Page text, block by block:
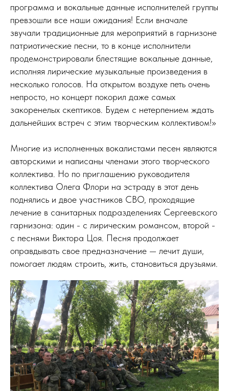
программа и вокальные данные исполнителей группы
превзошли все наши ожидания! Если вначале
звучали традиционные для мероприятий в гарнизоне
патриотические песни, то в конце исполнители
продемонстрировали блестящие вокальные данные,
исполняя лирические музыкальные произведения в
несколько голосов. На открытом воздухе петь очень
непросто, но концерт покорил даже самых
закоренелых скептиков. Будем с нетерпением ждать
дальнейших встреч с этим творческим коллективом!»
Многие из исполненных вокалистами песен являются
авторскими и написаны членами этого творческого
коллектива. Но по приглашению руководителя
коллектива Олега Флори на эстраду в этот день
поднялись и двое участников СВО, проходящие
лечение в санитарных подразделениях Сергеевского
гарнизона: один - с лирическим романсом, второй -
с песнями Виктора Цоя. Песня продолжает
оправдывать свое предназначение — лечит души,
помогает людям строить, жить, становиться друзьями.